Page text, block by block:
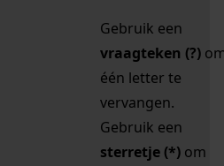
Gebruik een
vraagteken (?)
één letter te
vervangen.
Gebruik een
sterretje (*) om